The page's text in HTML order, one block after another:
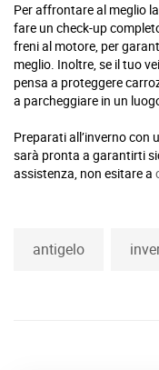
Per affrontare al meglio
fare un check-up
freni al motore, per
meglio. Inoltre, se il tuo
pensa a proteggere
a parcheggiare in un
Preparati all’inverno
sarà pronta a garantirti
assistenza, non esitare a
antigelo